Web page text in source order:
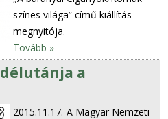
színes világa” című kiállítás
megnyitója.
Tovább »
a
2015.11.17. A Magyar Nemzeti